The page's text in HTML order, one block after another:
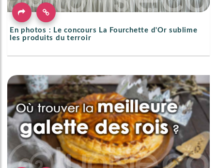
En photos : Le concours La Fourchette d'Or sublime
les produits du terroir